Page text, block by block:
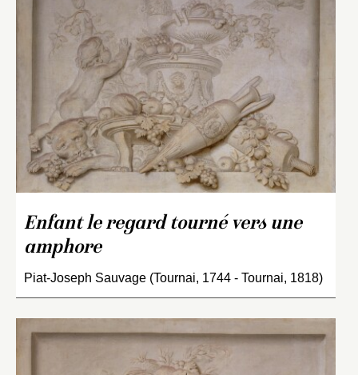
Enfant le regard tourné vers une
amphore
Piat-Joseph Sauvage (Tournai, 1744 - Tournai, 1818)